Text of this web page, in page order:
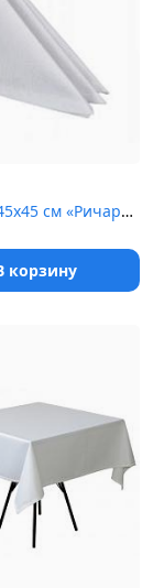
Салфетка 45х45 см «Ричард» белая мозайка
корзину